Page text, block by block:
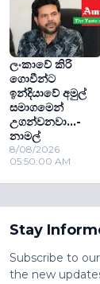
ලංකාවේ කිරි
ගොවීන්ට
ඉන්දියාවේ අමුල්
සමාගමෙන්
උගන්වනවා...-
නාමල්
8/08/2026
05:50:00 AM
Stay
Subscribe to
the new